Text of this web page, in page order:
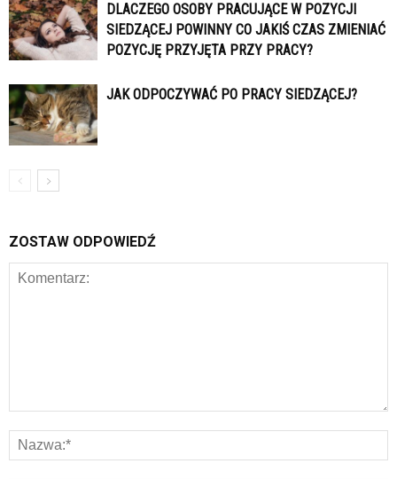
DLACZEGO OSOBY PRACUJĄCE W POZYCJI
SIEDZĄCEJ POWINNY CO JAKIŚ CZAS ZMIENIAĆ
POZYCJĘ PRZYJĘTA PRZY PRACY?
JAK ODPOCZYWAĆ PO PRACY SIEDZĄCEJ?
ZOSTAW ODPOWIEDŹ